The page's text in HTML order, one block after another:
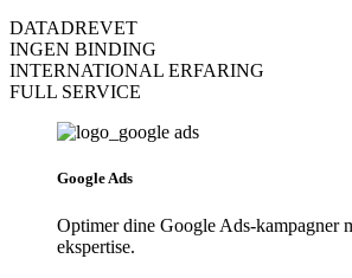
DATADREVET
INGEN BINDING
INTERNATIONAL ERFARING
FULL SERVICE
Google Ads
Optimer dine Google Ads-kampagner
ekspertise.